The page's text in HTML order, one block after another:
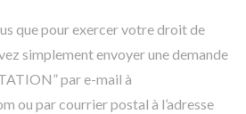
que pour exercer votre droit de
simplement envoyer une demande
par e-mail à
ou par courrier postal à l’adresse